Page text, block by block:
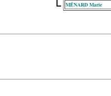
MÉNARD Marie